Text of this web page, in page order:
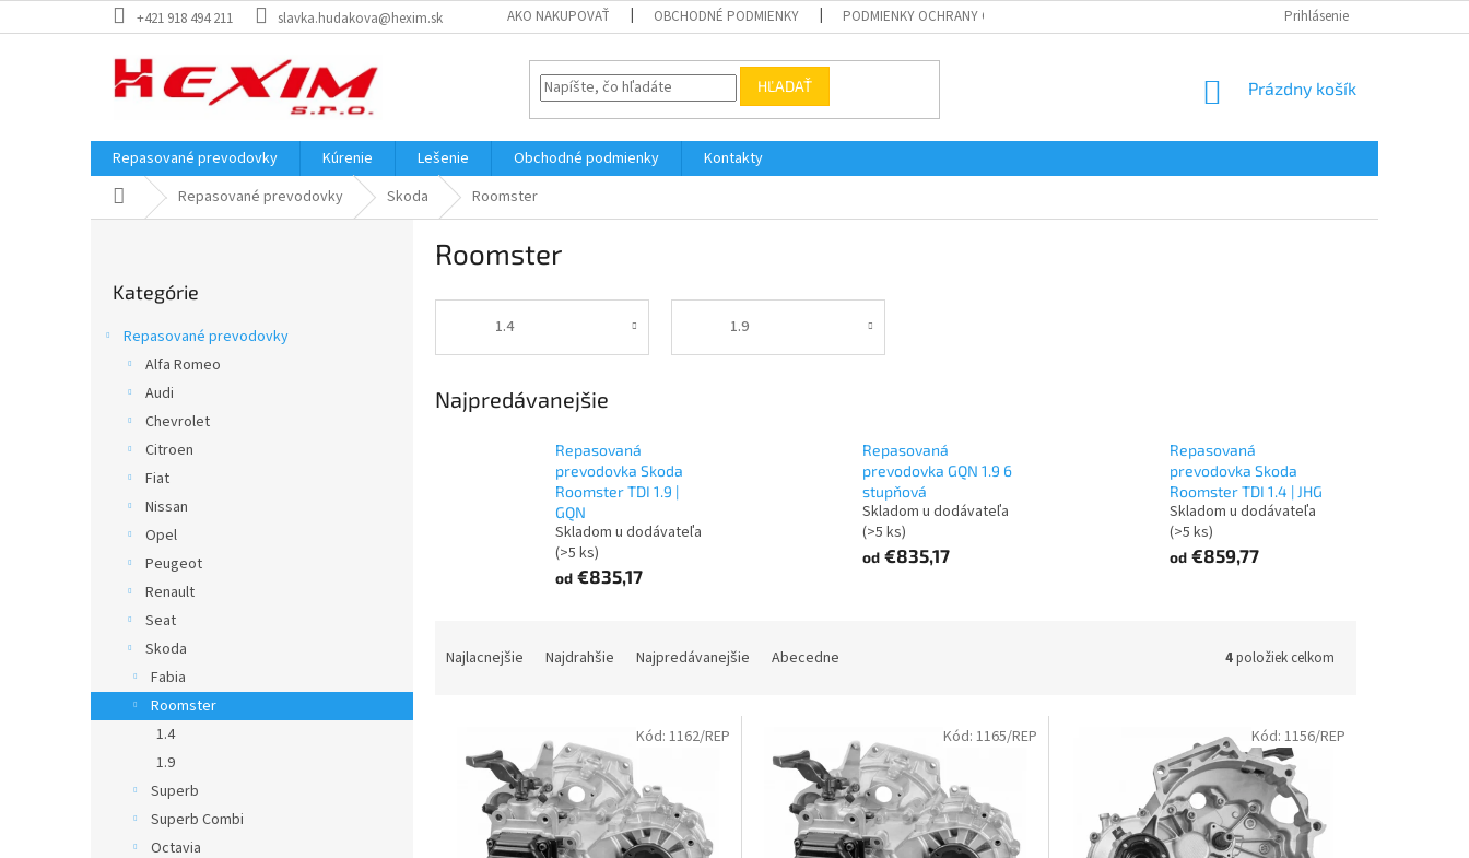
na
+421 918 494 211 slavka.hudakova@hexim.sk AKO NAKUPOVAŤ OBCHODNÉ PODMIENKY PODMIENKY OCHRANY OSOBNÝCH ÚDAJOV Prihlásenie
HĽADAŤ
NÁKUPNÝ
Prázdny košík
Repasované prevodovky Kúrenie Lešenie Obchodné podmienky
Kontakty
DomovRepasované prevodovky Skoda Roomster
kategórie
Kategórie
Repasované prevodovky
Alfa Romeo
Audi
Chevrolet
Citroen
Fiat
Nissan
Opel
Peugeot
Renault
Seat
Skoda
Fabia
Roomster
1.4
1.9
Superb
Superb Combi
Octavia
Roomster
1.4 1.9
Najpredávanejšie
Repasovaná
prevodovka Skoda
Roomster TDI 1.9 |
GQN
Skladom u dodávateľa
(>5 ks)
od €835,17
Repasovaná
prevodovka GQN 1.9 6
stupňová
Skladom u dodávateľa
(>5 ks)
od€835,17
Repasovaná
prevodovka Skoda
Roomster TDI 1.4 | JHG
Skladom u dodávateľa
(>5 ks)
od€859,77
Najlacnejšie Najdrahšie Najpredávanejšie Abecedne 4položiek celkom
Kód: 1162/REP Kód: 1165/REP Kód: 1156/REP